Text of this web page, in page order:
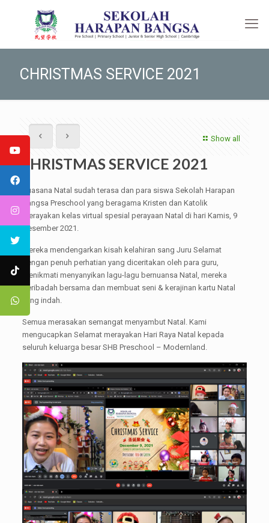
CHRISTMAS SERVICE 2021
Show all
CHRISTMAS SERVICE 2021
Suasana Natal sudah terasa dan para siswa Sekolah Harapan
Bangsa Preschool yang beragama Kristen dan Katolik
merayakan kelas virtual spesial perayaan Natal di hari Kamis, 9
Desember 2021.
Mereka mendengarkan kisah kelahiran sang Juru Selamat
dengan penuh perhatian yang diceritakan oleh para guru,
menikmati menyanyikan lagu-lagu bernuansa Natal, mereka
beribadah bersama dan membuat seni & kerajinan kartu Natal
yang indah.
Semua merasakan semangat menyambut Natal. Kami
mengucapkan Selamat merayakan Hari Raya Natal kepada
seluruh keluarga besar SHB Preschool – Modernland.